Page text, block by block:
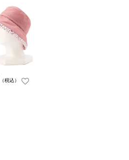
（税込）